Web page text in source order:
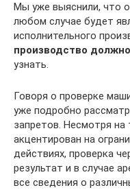
Мы уже выяснили, что
любом случае будет
исполнительного
производство
узнать.
Говоря о проверке
уже подробно
запретов. Несмотря
акцентирован на
действиях, проверка
результат и в случае
все сведения о